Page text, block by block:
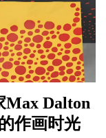
Max Dalton
作画时光